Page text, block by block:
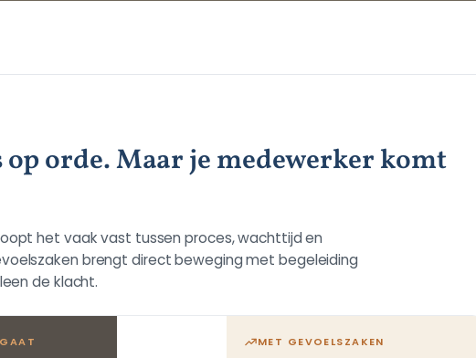
op orde. Maar je medewerker komt
het vaak vast tussen proces, wachttijd en
brengt direct beweging met begeleiding
de klacht.
MET GEVOELSZAKEN